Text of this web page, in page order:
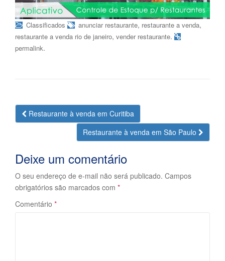
Classificados anunciar restaurante, restaurante a venda,
restaurante a venda rio de janeiro, vender restaurante.
permalink.
Navegação
da
Postagem
Restaurante à venda em Curitiba
Restaurante à venda em São Paulo
Deixe um comentário
O seu endereço de e-mail não será publicado. Campos
obrigatórios são marcados com *
Comentário *